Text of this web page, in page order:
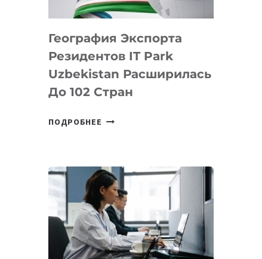
ИНТЕЛЛЕКТУ
География Экспорта
Резидентов IT Park
Uzbekistan Расширилась
До 102 Стран
ПОДРОБНЕЕ ГЕОГРАФИЯ
PARK
UZBEKISTAN
РАСШИРИЛАСЬ
ДО
102
СТРАН